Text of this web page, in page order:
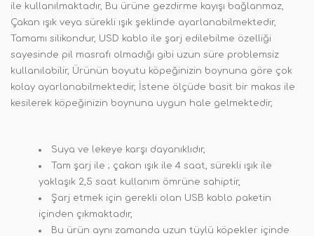
ile kullanılmaktadır, Bu ürüne gezdirme kayışı bağlanmaz,
Çakan ışık veya sürekli ışık şeklinde ayarlanabilmektedir,
Tamamı silikondur, USD kablo ile şarj edilebilme özelliği
sayesinde pil masrafı olmadığı gibi uzun süre problemsiz
kullanılabilir, Ürünün boyutu köpeğinizin boynuna göre çok
kolay ayarlanabilmektedir, İstene ölçüde basit bir makas ile
kesilerek köpeğinizin boynuna uygun hale gelmektedir,
Suya ve lekeye karşı dayanıklıdır,
Tam şarj ile ; çakan ışık ile 4 saat, sürekli ışık ile
yaklaşık 2,5 saat kullanım ömrüne sahiptir,
Şarj etmek için gerekli olan USB kablo paketin
içinden çıkmaktadır,
Bu ürün aynı zamanda uzun tüylü köpekler içinde